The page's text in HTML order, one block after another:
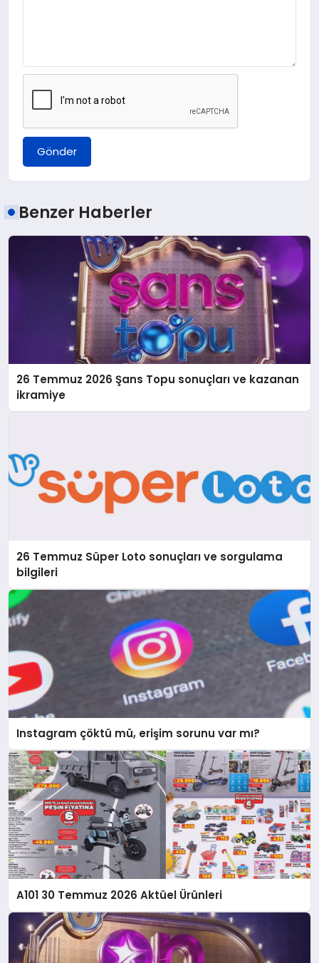
Gönder
Benzer Haberler
26 Temmuz 2026 Şans Topu sonuçları ve kazanan
ikramiye
26 Temmuz Süper Loto sonuçları ve sorgulama
bilgileri
Instagram çöktü mü, erişim sorunu var mı?
A101 30 Temmuz 2026 Aktüel Ürünleri